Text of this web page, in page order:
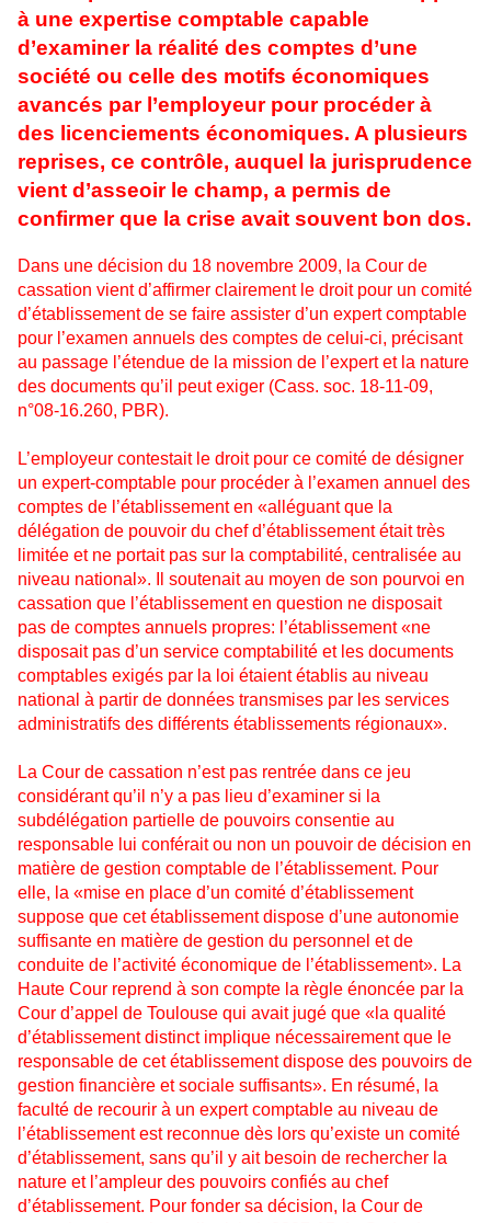
à une expertise comptable capable
d’examiner la réalité des comptes d’une
société ou celle des motifs économiques
avancés par l’employeur pour procéder à
des licenciements économiques. A plusieurs
reprises, ce contrôle, auquel la jurisprudence
vient d’asseoir le champ, a permis de
confirmer que la crise avait souvent bon dos.
Dans une décision du 18 novembre 2009, la Cour de
cassation vient d’affirmer clairement le droit pour un comité
d’établissement de se faire assister d’un expert comptable
pour l’examen annuels des comptes de celui-ci, précisant
au passage l’étendue de la mission de l’expert et la nature
des documents qu’il peut exiger (Cass. soc. 18-11-09,
n°08-16.260, PBR).
L’employeur contestait le droit pour ce comité de désigner
un expert-comptable pour procéder à l’examen annuel des
comptes de l’établissement en «alléguant que la
délégation de pouvoir du chef d’établissement était très
limitée et ne portait pas sur la comptabilité, centralisée au
niveau national». Il soutenait au moyen de son pourvoi en
cassation que l’établissement en question ne disposait
pas de comptes annuels propres: l’établissement «ne
disposait pas d’un service comptabilité et les documents
comptables exigés par la loi étaient établis au niveau
national à partir de données transmises par les services
administratifs des différents établissements régionaux».
La Cour de cassation n’est pas rentrée dans ce jeu
considérant qu’il n’y a pas lieu d’examiner si la
subdélégation partielle de pouvoirs consentie au
responsable lui conférait ou non un pouvoir de décision en
matière de gestion comptable de l’établissement. Pour
elle, la «mise en place d’un comité d’établissement
suppose que cet établissement dispose d’une autonomie
suffisante en matière de gestion du personnel et de
conduite de l’activité économique de l’établissement». La
Haute Cour reprend à son compte la règle énoncée par la
Cour d’appel de Toulouse qui avait jugé que «la qualité
d’établissement distinct implique nécessairement que le
responsable de cet établissement dispose des pouvoirs de
gestion financière et sociale suffisants». En résumé, la
faculté de recourir à un expert comptable au niveau de
l’établissement est reconnue dès lors qu’existe un comité
d’établissement, sans qu’il y ait besoin de rechercher la
nature et l’ampleur des pouvoirs confiés au chef
d’établissement. Pour fonder sa décision, la Cour de